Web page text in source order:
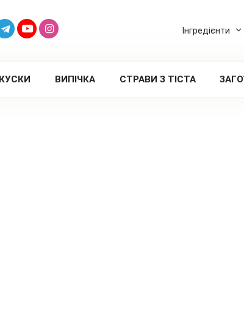
Інгредієнти
ВИПІЧКА СТРАВИ З ТІСТА